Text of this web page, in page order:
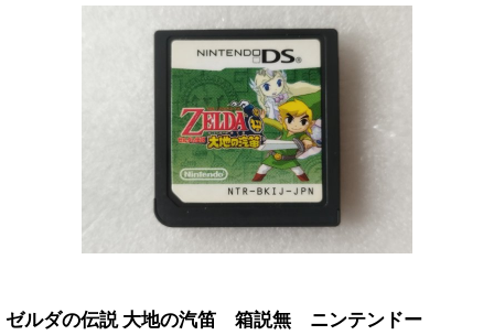
ゼルダの伝説 大地の汽笛 箱説無 ニンテンドー